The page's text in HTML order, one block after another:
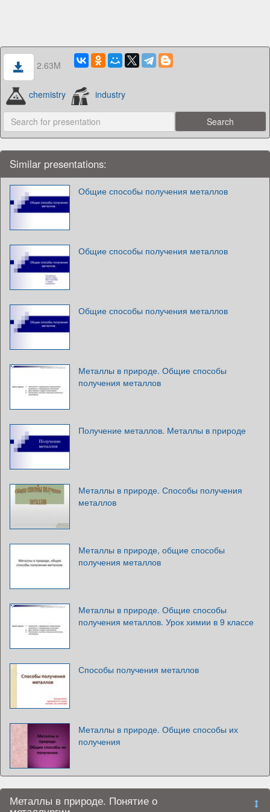
2.63M
chemistry industry
Similar presentations:
Общие способы получения металлов
Общие способы получения металлов
Общие способы получения металлов
Металлы в природе. Общие способы
получения металлов
Получение металлов. Металлы в природе
Металлы в природе. Способы получения
металлов
Металлы в природе, общие способы
получения металлов
Металлы в природе. Общие способы
получения металлов. Урок химии в 9 классе
Способы получения металлов
Металлы в природе. Общие способы их
получения
Металлы в природе. Понятие о